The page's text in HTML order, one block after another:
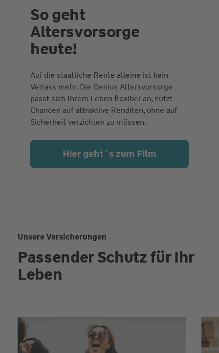
So geht
Altersvorsorge
heute!
Auf die staatliche Rente alleine ist kein
Verlass mehr. Die Genius Altersvorsorge
passt sich Ihrem Leben flexibel an, nutzt
Chancen auf attraktive Renditen, ohne auf
Sicherheit verzichten zu müssen.
Hier geht´s zum Film
Unsere Versicherungen
Passender Schutz für Ihr
Leben